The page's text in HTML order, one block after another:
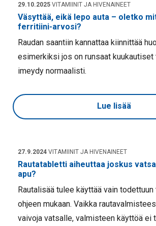
29.10.2025 VITAMIINIT JA HIVENAINEET
Väsyttää, eikä lepo auta – oletko
ferritiini-arvosi?
Raudan saantiin kannattaa kiinnittää
esimerkiksi jos on runsaat kuukautiset
imeydy normaalisti.
Lue lisää
27.9.2024 VITAMIINIT JA HIVENAINEET
Rautatabletti aiheuttaa joskus
apu?
Rautalisää tulee käyttää vain
ohjeen mukaan. Vaikka
vaivoja vatsalle, valmisteen käyttöä ei